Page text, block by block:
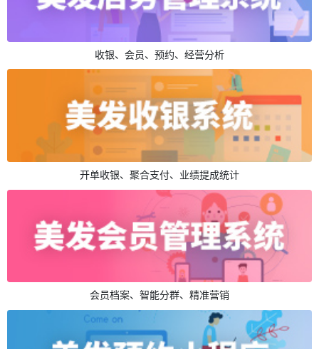
收银、会员、预约、经营分析
开单收银、聚合支付、业绩提成统计
会员档案、智能分群、精准营销